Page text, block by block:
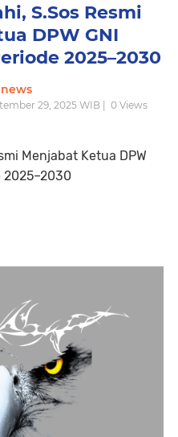
S.Sos Resmi
DPW GNI
2025–2030
29, 2025 WIB | 0 Views
Menjabat Ketua DPW
2025–2030